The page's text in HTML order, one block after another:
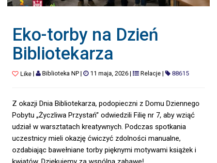
Eko-torby na Dzień
Bibliotekarza
Like| Biblioteka NP| 11 maja, 2026| Relacje| 88615
Z okazji Dnia Bibliotekarza, podopieczni z Domu Dziennego
Pobytu „Życzliwa Przystań” odwiedzili Filię nr 7, aby wziąć
udział w warsztatach kreatywnych. Podczas spotkania
uczestnicy mieli okazję ćwiczyć zdolności manualne,
ozdabiając bawełniane torby pięknymi motywami książek i